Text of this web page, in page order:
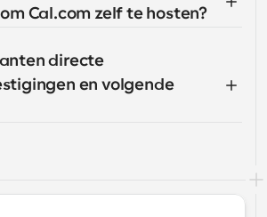
Cal.com zelf te hosten?
directe
en volgende